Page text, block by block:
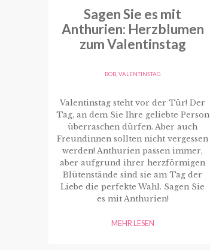
Sagen Sie es mit
Anthurien: Herzblumen
zum Valentinstag
BOB,VALENTINSTAG
Valentinstag steht vor der Tür! Der
Tag, an dem Sie Ihre geliebte Person
überraschen dürfen. Aber auch
Freundinnen sollten nicht vergessen
werden! Anthurien passen immer,
aber aufgrund ihrer herzförmigen
Blütenstände sind sie am Tag der
Liebe die perfekte Wahl. Sagen Sie
es mit Anthurien!
MEHR LESEN